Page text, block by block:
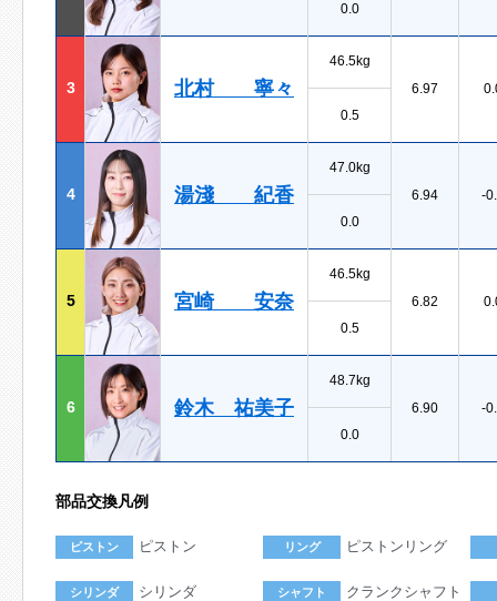
0.0
3 北村 寧々
46.5kg
6.97
0.5
4 湯淺 紀香
47.0kg
6.94
-
0.0
5 宮崎 安奈
46.5kg
6.82
0.5
6 鈴木 祐美子
48.7kg
6.90
-
0.0
部品交換凡例
ピストン ピストン リング ピストンリング
シリンダ シリンダ シャフト クランクシャフト